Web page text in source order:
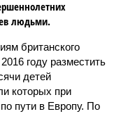
людьми.
британского
году разместить
детей
которых при
пути в Европу. По